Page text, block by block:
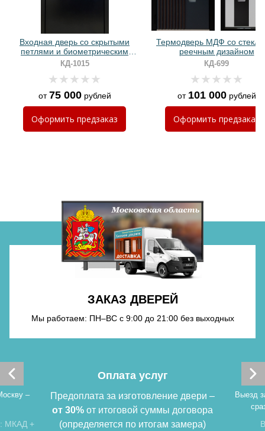
Хочу такую
Входная дверь со скрытыми
петлями и биометрическим
замком (МДФ с молдингами)
КД-1015
от75 000рублей
Оформить предзаказ
Термодверь МДФ со
реечным дизайном
КД-699
от 101 000рублей
Оформить предзаказ
ЗАКАЗ ДВЕРЕЙ
Мы работаем: ПН–ВС с 9:00 до 21:00 без выходных
–
МКАД +
Оплата услуг
Предоплата за изготовление двери –
от 30% от итоговой суммы договора
(определяется по итогам замера)
Выезд